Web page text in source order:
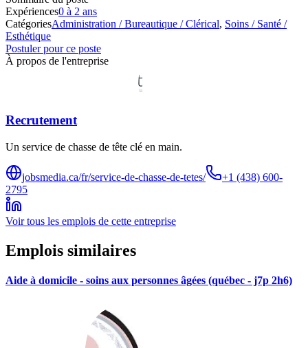
Expériences0 à 2 ans
CatégoriesAdministration / Bureautique / Clérical, Soins / Santé /
Esthétique
Postuler pour ce poste
À propos de l'entreprise
Recrutement
Un service de chasse de tête clé en main.
jobsmedia.ca/fr/service-de-chasse-de-tetes/
+1 (438) 600-
2795
Voir tous les emplois de cette entreprise
Emplois similaires
Aide à domicile - soins aux personnes âgées (québec - j7p 2h6)